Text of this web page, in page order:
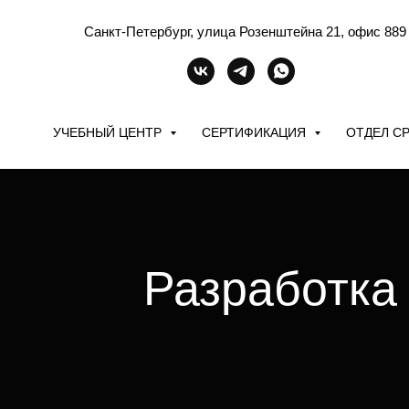
Санкт-Петербург, улица Розенштейна 21, офис 889
УЧЕБНЫЙ ЦЕНТР СЕРТИФИКАЦИЯ ОТДЕЛ